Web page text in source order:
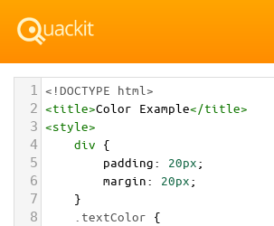
1 <!DOCTYPE html>
2 <title>Color Example</title>
3 <style>
4 div {
5 padding: 20px;
6 margin: 20px;
7 }
8 .textColor {